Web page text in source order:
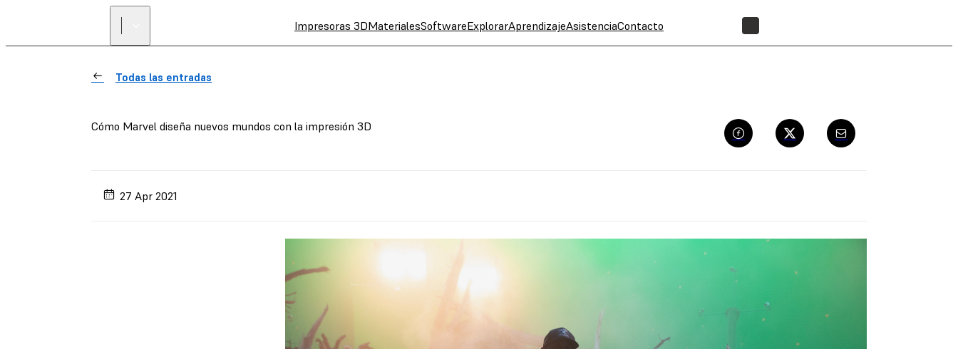
Impresoras 3DMaterialesSoftwareExplorarAprendizajeAsistenciaContacto
Todas las entradas
Cómo Marvel diseña nuevos mundos con la impresión 3D
27 Apr 2021